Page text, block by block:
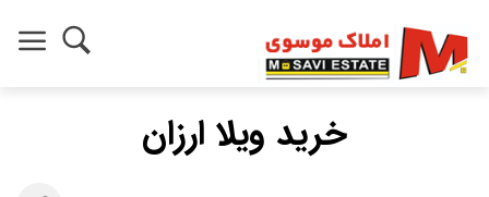
خرید ویلا ارزان